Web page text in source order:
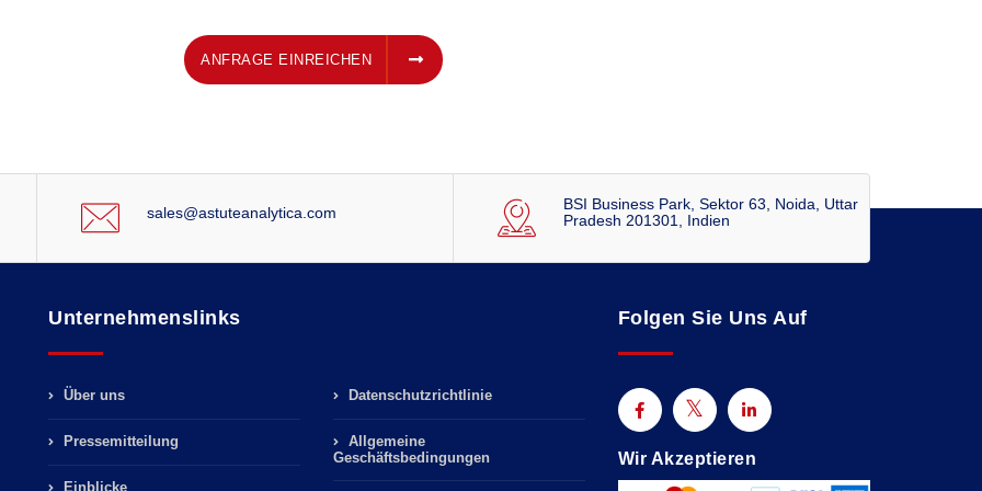
ANFRAGE EINREICHEN
sales@astuteanalytica.com
BSI Business Park, Sektor 63, Noida, Uttar
Pradesh 201301, Indien
Unternehmenslinks
Über uns
Pressemitteilung
Einblicke
Datenschutzrichtlinie
Allgemeine
Geschäftsbedingungen
Folgen Sie Uns Auf
Wir Akzeptieren